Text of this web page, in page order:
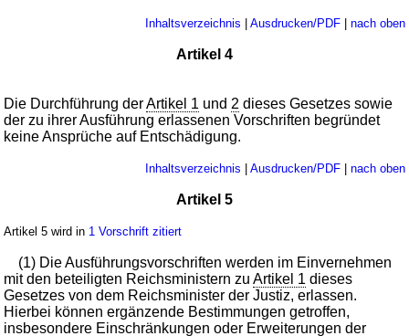
Inhaltsverzeichnis | Ausdrucken/PDF| nach oben
Artikel 4
Die Durchführung derArtikel 1 und 2 dieses Gesetzes sowie
der zu ihrer Ausführung erlassenen Vorschriften begründet
keine Ansprüche auf Entschädigung.
Inhaltsverzeichnis | Ausdrucken/PDF| nach oben
Artikel 5
Artikel 5 wird in 1 Vorschrift zitiert
(1) Die Ausführungsvorschriften werden im Einvernehmen
mit den beteiligten Reichsministern zuArtikel 1 dieses
Gesetzes von dem Reichsminister der Justiz, erlassen.
Hierbei können ergänzende Bestimmungen getroffen,
insbesondere Einschränkungen oder Erweiterungen der